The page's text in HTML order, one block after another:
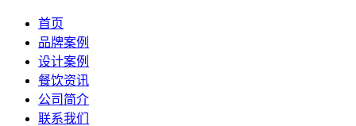
首页
品牌案例
设计案例
餐饮资讯
公司简介
联系我们